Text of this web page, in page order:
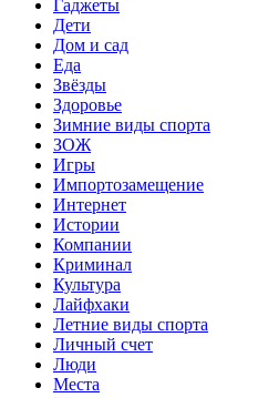
Гаджеты
Дети
Дом и сад
Еда
Звёзды
Здоровье
Зимние виды спорта
ЗОЖ
Игры
Импортозамещение
Интернет
Истории
Компании
Криминал
Культура
Лайфхаки
Летние виды спорта
Личный счет
Люди
Места